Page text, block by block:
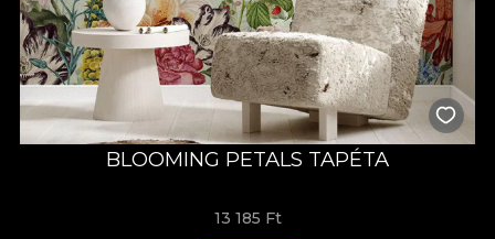
BLOOMING PETALS TAPÉTA
13 185 Ft